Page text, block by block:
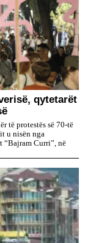
qytetarët
të protestës së 70-të
u nisën nga
Curri”, në